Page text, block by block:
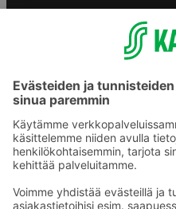
S-ostoslista -sovellus
Prisma.fi
Sokos.fi
S-Pankki
Yhteishyvä
Sokos Hotels
Raflaamo